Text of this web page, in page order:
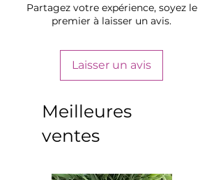
Partagez votre expérience, soyez le
premier à laisser un avis.
Laisser un avis
Meilleures
ventes